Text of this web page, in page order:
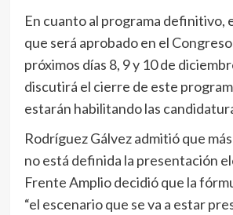
En cuanto al programa definitivo,
que será aprobado en el
próximos días 8, 9 y 10 de
discutirá el cierre de este
estarán habilitando las
Rodríguez Gálvez admitió que
no está definida la presentación
Frente Amplio decidió que la
“el escenario que se va a estar